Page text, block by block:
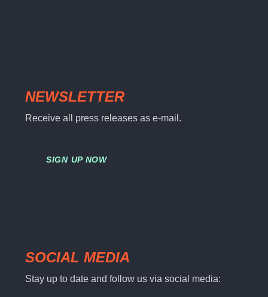
NEWSLETTER
Receive all press releases as e-mail.
SIGN UP NOW
SOCIAL MEDIA
Stay up to date and follow us via social media: